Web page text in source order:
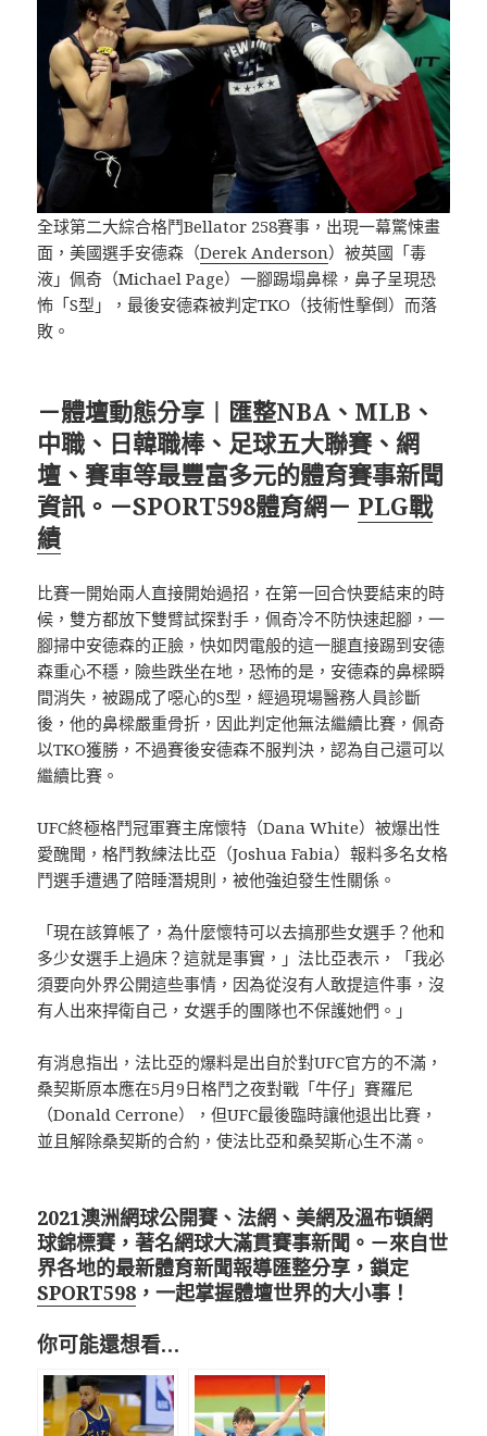
全球第二大綜合格鬥Bellator 258賽事，出現一幕驚悚畫
面，美國選手安德森（Derek Anderson）被英國「毒
液」佩奇（Michael Page）一腳踢塌鼻樑，鼻子呈現恐
怖「S型」，最後安德森被判定TKO（技術性擊倒）而落
敗。
－體壇動態分享︱匯整NBA、MLB、
中職、日韓職棒、足球五大聯賽、網
壇、賽車等最豐富多元的體育賽事新聞
資訊。－SPORT598體育網－ PLG戰
績
比賽一開始兩人直接開始過招，在第一回合快要結束的時
候，雙方都放下雙臂試探對手，佩奇冷不防快速起腳，一
腳掃中安德森的正臉，快如閃電般的這一腿直接踢到安德
森重心不穩，險些跌坐在地，恐怖的是，安德森的鼻樑瞬
間消失，被踢成了噁心的S型，經過現場醫務人員診斷
後，他的鼻樑嚴重骨折，因此判定他無法繼續比賽，佩奇
以TKO獲勝，不過賽後安德森不服判決，認為自己還可以
繼續比賽。
UFC終極格鬥冠軍賽主席懷特（Dana White）被爆出性
愛醜聞，格鬥教練法比亞（Joshua Fabia）報料多名女格
鬥選手遭遇了陪睡潛規則，被他強迫發生性關係。
「現在該算帳了，為什麼懷特可以去搞那些女選手？他和
多少女選手上過床？這就是事實，」法比亞表示，「我必
須要向外界公開這些事情，因為從沒有人敢提這件事，沒
有人出來捍衛自己，女選手的團隊也不保護她們。」
有消息指出，法比亞的爆料是出自於對UFC官方的不滿，
桑契斯原本應在5月9日格鬥之夜對戰「牛仔」賽羅尼
（Donald Cerrone），但UFC最後臨時讓他退出比賽，
並且解除桑契斯的合約，使法比亞和桑契斯心生不滿。
2021澳洲網球公開賽、法網、美網及溫布頓網
球錦標賽，著名網球大滿貫賽事新聞。－來自世
界各地的最新體育新聞報導匯整分享，鎖定
SPORT598 ，一起掌握體壇世界的大小事！
你可能還想看…